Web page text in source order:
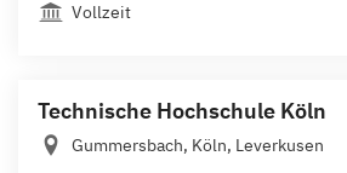
Vollzeit
Technische Hochschule Köln
Gummersbach, Köln, Leverkusen